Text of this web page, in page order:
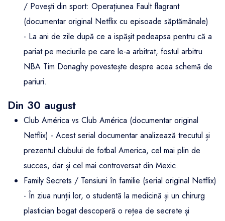
/ Povești din sport: Operațiunea Fault flagrant
(documentar original Netflix cu episoade săptămânale)
- La ani de zile după ce a ispășit pedeapsa pentru că a
pariat pe meciurile pe care le-a arbitrat, fostul arbitru
NBA Tim Donaghy povestește despre acea schemă de
pariuri.
Din 30 august
Club América vs Club América (documentar original
Netflix) - Acest serial documentar analizează trecutul și
prezentul clubului de fotbal America, cel mai plin de
succes, dar și cel mai controversat din Mexic.
Family Secrets / Tensiuni în familie (serial original Netflix)
- În ziua nunții lor, o studentă la medicină și un chirurg
plastician bogat descoperă o rețea de secrete și